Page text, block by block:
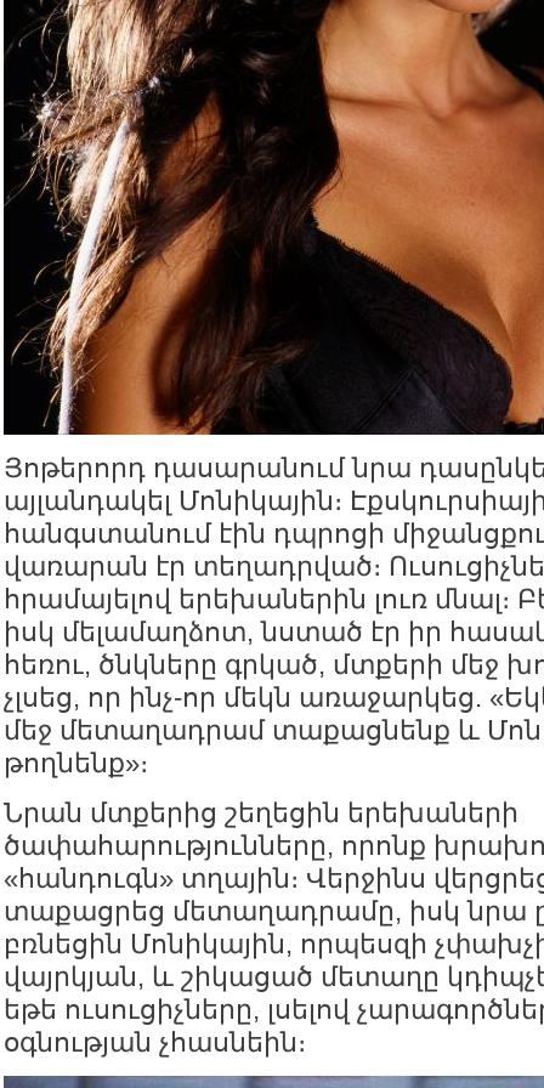
Յոթերորդ դասարանում նրա
այլանդակել Մոնիկային։
հանգստանում էին դպրոցի
վառարան էր տեղադրված։
հրամայելով երեխաներին լուռ մնալ։
իսկ մելամաղձոտ, նստած էր իր
հեռու, ծնկները գրկած, մտքերի մեջ
չլսեց, որ ինչ-որ մեկն առաջարկեց.
մեջ մետաղադրամ տաքացնենք և
թողնենք»։
Նրան մտքերից շեղեցին երեխաների
ծափահարությունները, որոնք
«հանդուգն» տղային։ Վերջինս
տաքացրեց մետաղադրամը, իսկ նրա
բռնեցին Մոնիկային, որպեսզի
վայրկյան, և շիկացած մետաղը
եթե ուսուցիչները, լսելով
օգնության չհասնեին։